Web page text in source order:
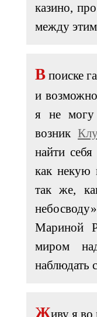
казино,
между
В поиске
и
я не могу
возник
найти
как некую
так же,
Мариной
миром
наблюдать
Живу я